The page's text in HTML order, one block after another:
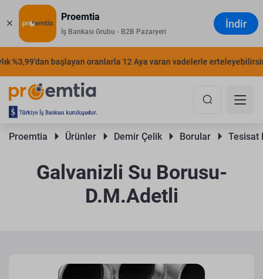
Proemtia
İş Bankası Grubu - B2B Pazaryeri
İndir
%3,99'dan başlayan oranlarla 12 Aya varan vadelerle erteleyebilirsiniz.
Proemtia Ürünler Demir Çelik Borular Tesisat
Galvanizli Su Borusu-
D.M.Adetli